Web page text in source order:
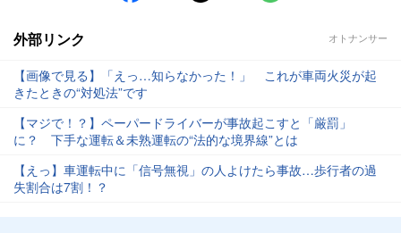
外部リンク オトナンサー
【画像で見る】「えっ…知らなかった！」 これが車両火災が起
きたときの“対処法”です
【マジで！？】ペーパードライバーが事故起こすと「厳罰」
に？ 下手な運転＆未熟運転の“法的な境界線”とは
【えっ】車運転中に「信号無視」の人よけたら事故…歩行者の過
失割合は7割！？